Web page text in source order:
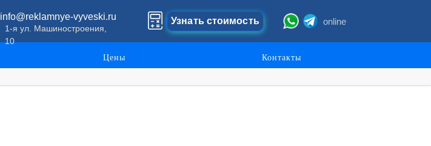
info@reklamnye-vyveski.ru online
Узнать стоимость
1-я ул. Машиностроения,
10
Цены Контакты